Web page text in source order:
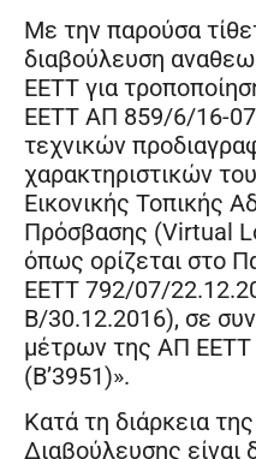
Με την παρούσα
διαβούλευση
ΕΕΤΤ για
ΕΕΤΤ ΑΠ 859/6/16-
τεχνικών
χαρακτηριστικών
Εικονικής Τοπικής
Πρόσβασης (Virtual
όπως ορίζεται στο
ΕΕΤΤ 792/07/
Β/30.12.2016), σε
μέτρων της ΑΠ
(Β’3951)».
Κατά τη διάρκεια
∆ιαβούλευσης είναι